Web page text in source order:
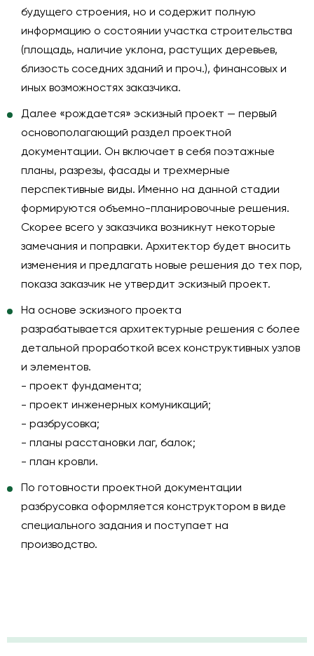
будущего строения, но и содержит полную
информацию о состоянии участка строительства
(площадь, наличие уклона, растущих деревьев,
близость соседних зданий и проч.), финансовых и
иных возможностях заказчика.
Далее «рождается» эскизный проект — первый
основополагающий раздел проектной
документации. Он включает в себя поэтажные
планы, разрезы, фасады и трехмерные
перспективные виды. Именно на данной стадии
формируются объемно-планировочные решения.
Скорее всего у заказчика возникнут некоторые
замечания и поправки. Архитектор будет вносить
изменения и предлагать новые решения до тех пор,
показа заказчик не утвердит эскизный проект.
На основе эскизного проекта
разрабатывается архитектурные решения с более
детальной проработкой всех конструктивных узлов
и элементов.
- проект фундамента;
- проект инженерных комуникаций;
- разбрусовка;
- планы расстановки лаг, балок;
- план кровли.
По готовности проектной документации
разбрусовка оформляется конструктором в виде
специального задания и поступает на
производство.